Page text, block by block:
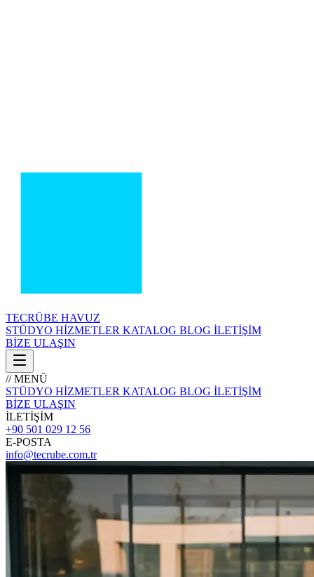
TECRÜBE HAVUZ
STÜDYO HİZMETLER KATALOG BLOG İLETİŞİM
BİZE ULAŞIN
// MENÜ
STÜDYO HİZMETLER KATALOG BLOG İLETİŞİM
BİZE ULAŞIN
İLETİŞİM
+90 501 029 12 56
E-POSTA
info@tecrube.com.tr